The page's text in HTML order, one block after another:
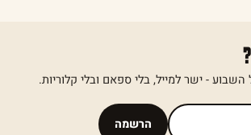
- ישר למייל, בלי ספאם ובלי קלוריות.
הרשמה